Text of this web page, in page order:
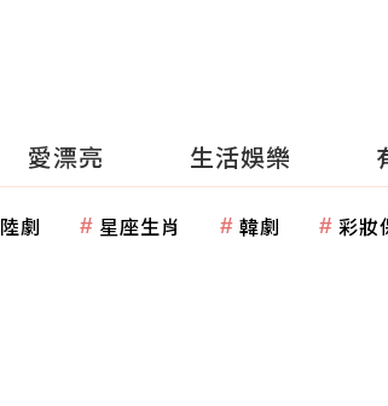
愛漂亮 生活娛樂
陸劇 星座生肖 韓劇 彩妝